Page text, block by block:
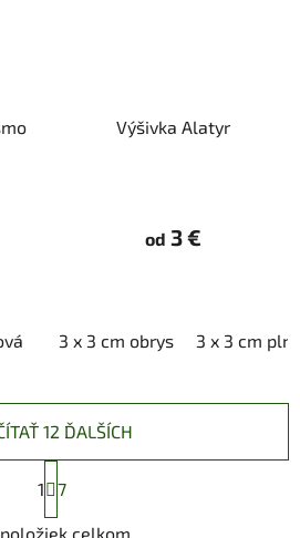
červená čierna fialová
Výšivka Alatyr
od 3 €
3 x 3 cm obrys 3 x 3 cm plný
O
12 ĎALŠÍCH
S
t
r
á
1 7
položiek celkom